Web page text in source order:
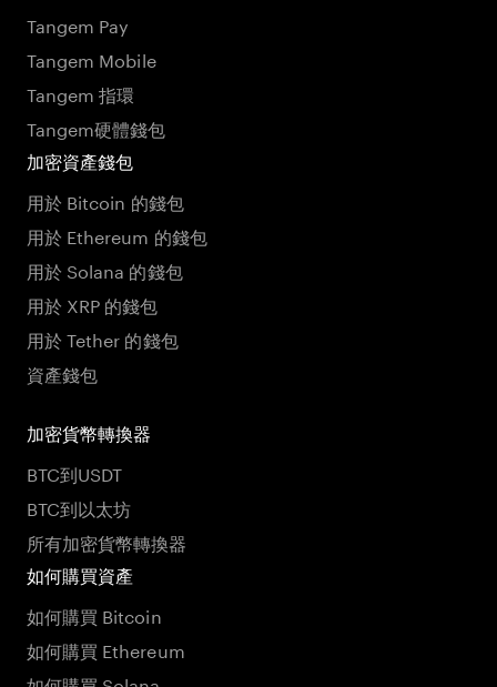
Tangem Pay
Tangem Mobile
Tangem 指環
Tangem硬體錢包
加密資產錢包
用於 Bitcoin 的錢包
用於 Ethereum 的錢包
用於 Solana 的錢包
用於 XRP 的錢包
用於 Tether 的錢包
資產錢包
加密貨幣轉換器
BTC到USDT
BTC到以太坊
所有加密貨幣轉換器
如何購買資產
如何購買 Bitcoin
如何購買 Ethereum